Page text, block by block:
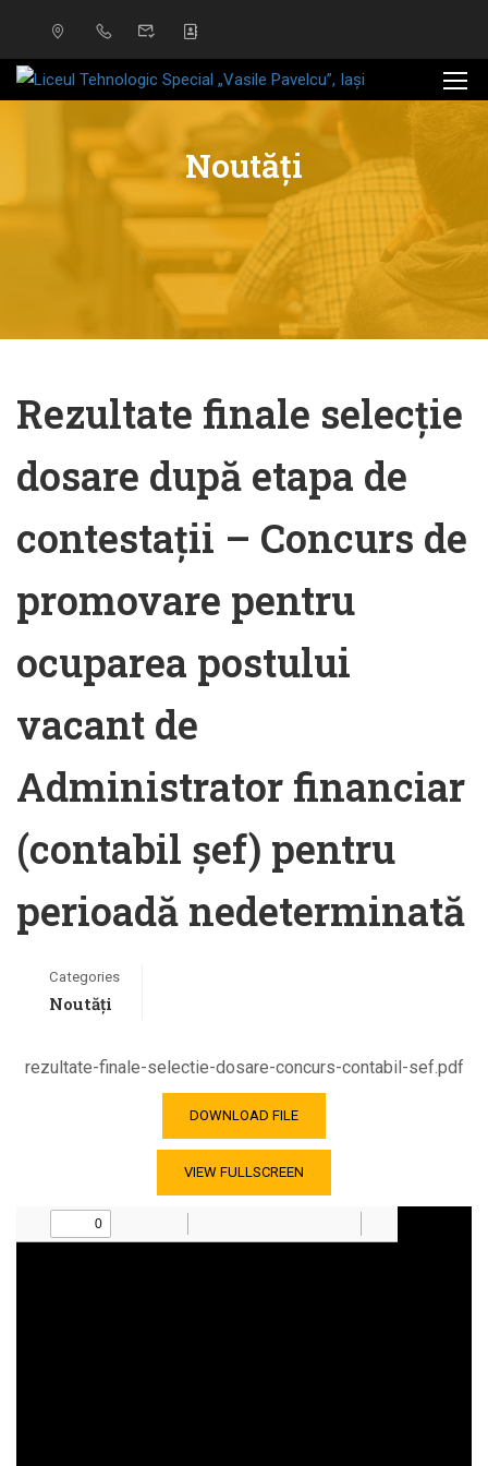
Noutăți
Rezultate finale selecție
dosare după etapa de
contestații – Concurs de
promovare pentru
ocuparea postului
vacant de
Administrator financiar
(contabil șef) pentru
perioadă nedeterminată
Categories
Noutăți
rezultate-finale-selectie-dosare-concurs-contabil-sef.pdf
DOWNLOAD FILE
VIEW FULLSCREEN